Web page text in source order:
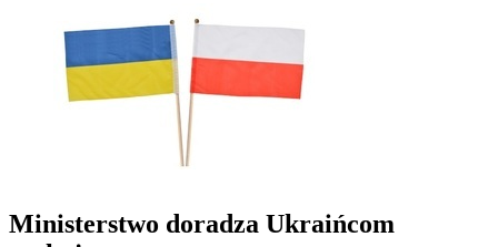
Ministerstwo doradza Ukraińcom